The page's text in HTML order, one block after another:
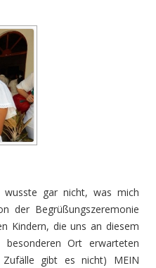
wusste gar nicht, was mich
der Begrüßungszeremonie
Kindern, die uns an diesem
Ort erwarteten
gibt es nicht) MEIN